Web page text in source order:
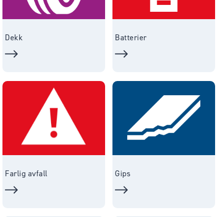
Dekk Batterier
Farlig avfall Gips